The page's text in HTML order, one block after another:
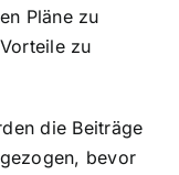
Pläne zu
zu
die Beiträge
bevor